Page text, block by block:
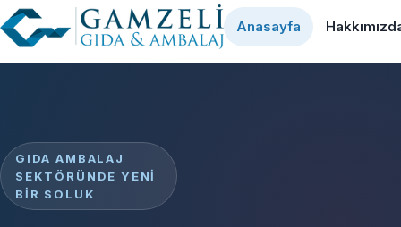
Anasayfa
GIDA AMBALAJ
SEKTÖRÜNDE YENI
BIR SOLUK